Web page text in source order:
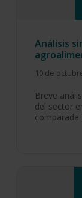
Análisis
10 de
Breve
del sector
comparada